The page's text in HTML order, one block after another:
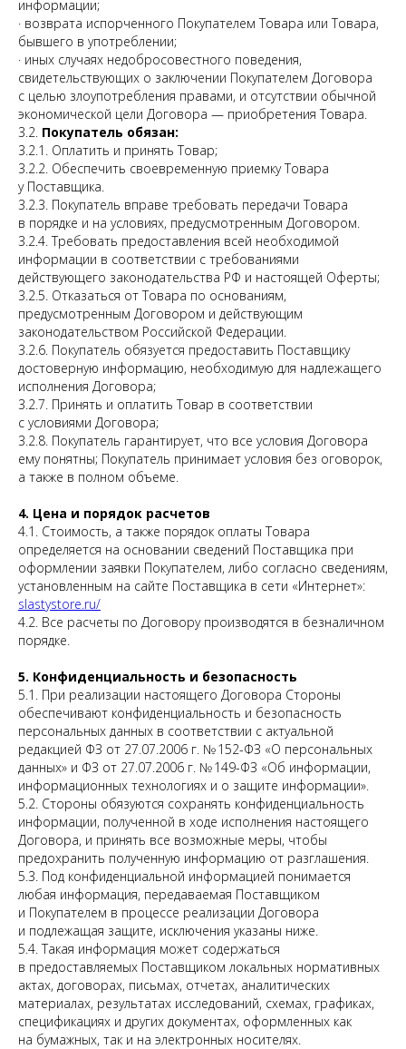
информации;
· возврата испорченного Покупателем Товара или Товара,
бывшего в употреблении;
· иных случаях недобросовестного поведения,
свидетельствующих о заключении Покупателем Договора
с целью злоупотребления правами, и отсутствии обычной
экономической цели Договора — приобретения Товара.
3.2. Покупатель обязан:
3.2.1. Оплатить и принять Товар;
3.2.2. Обеспечить своевременную приемку Товара
у Поставщика.
3.2.3. Покупатель вправе требовать передачи Товара
в порядке и на условиях, предусмотренным Договором.
3.2.4. Требовать предоставления всей необходимой
информации в соответствии с требованиями
действующего законодательства РФ и настоящей Оферты;
3.2.5. Отказаться от Товара по основаниям,
предусмотренным Договором и действующим
законодательством Российской Федерации.
3.2.6. Покупатель обязуется предоставить Поставщику
достоверную информацию, необходимую для надлежащего
исполнения Договора;
3.2.7. Принять и оплатить Товар в соответствии
с условиями Договора;
3.2.8. Покупатель гарантирует, что все условия Договора
ему понятны; Покупатель принимает условия без оговорок,
а также в полном объеме.
4. Цена и порядок расчетов
4.1. Стоимость, а также порядок оплаты Товара
определяется на основании сведений Поставщика при
оформлении заявки Покупателем, либо согласно сведениям,
установленным на сайте Поставщика в сети «Интернет»:
slastystore.ru/
4.2. Все расчеты по Договору производятся в безналичном
порядке.
5. Конфиденциальность и безопасность
5.1. При реализации настоящего Договора Стороны
обеспечивают конфиденциальность и безопасность
персональных данных в соответствии с актуальной
редакцией ФЗ от 27.07.2006 г. № 152-ФЗ «О персональных
данных» и ФЗ от 27.07.2006 г. № 149-ФЗ «Об информации,
информационных технологиях и о защите информации».
5.2. Стороны обязуются сохранять конфиденциальность
информации, полученной в ходе исполнения настоящего
Договора, и принять все возможные меры, чтобы
предохранить полученную информацию от разглашения.
5.3. Под конфиденциальной информацией понимается
любая информация, передаваемая Поставщиком
и Покупателем в процессе реализации Договора
и подлежащая защите, исключения указаны ниже.
5.4. Такая информация может содержаться
в предоставляемых Поставщиком локальных нормативных
актах, договорах, письмах, отчетах, аналитических
материалах, результатах исследований, схемах, графиках,
спецификациях и других документах, оформленных как
на бумажных, так и на электронных носителях.